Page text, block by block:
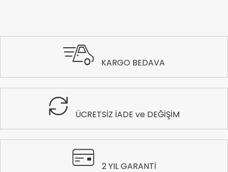
KARGO BEDAVA
ÜCRETSİZ İADE ve DEĞİŞİM
2 YIL GARANTİ